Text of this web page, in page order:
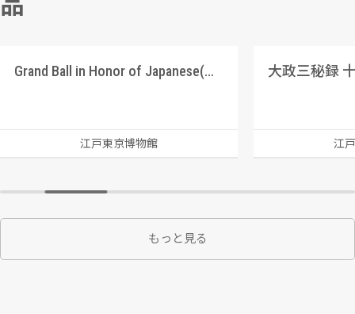
Grand Ball in Honor of Japanese(日本人を迎えて大舞踏会)(Frank Leslie’s Illustrated
江戸東京博物館
大政三秘録
江
もっと見る